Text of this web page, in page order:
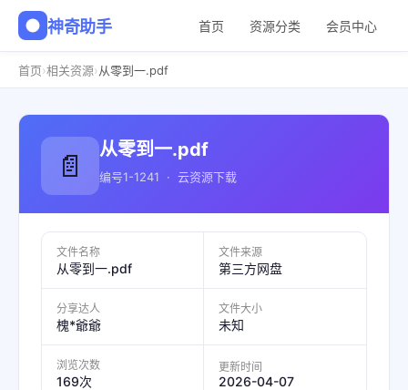
神奇助手 首页 资源分类 会员中心
首页›相关资源›从零到一.pdf
📄 从零到一.pdf
编号1-1241 · 云资源下载
文件名称
从零到一.pdf
文件来源
第三方网盘
分享达人
槐*爺爺
文件大小
未知
浏览次数
169次
更新时间
2026-04-07